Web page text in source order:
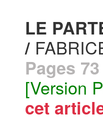
LE
/
Pages
[Version
cet